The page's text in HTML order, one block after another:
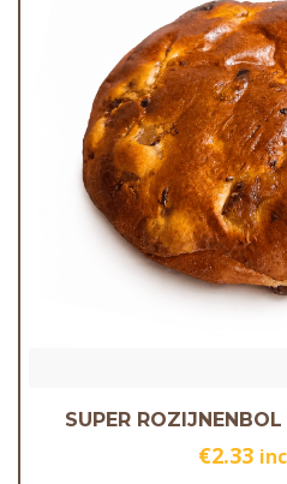
SUPER
€2.33